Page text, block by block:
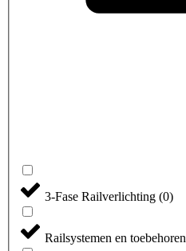
3-Fase Railverlichting (0)
Railsystemen en toebehoren